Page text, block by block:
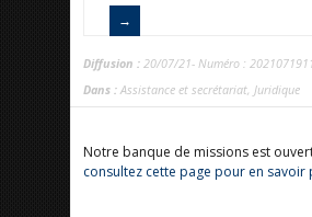
Diffusion : 20/07/21- Numéro :
Dans : Assistance et secrétariat, Juridique
Notre banque de missions est
consultez cette page pour en savoir